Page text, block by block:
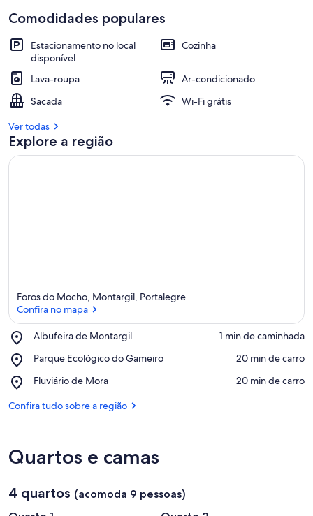
Comodidades populares
Estacionamento no local
disponível
Cozinha
Lava-roupa
Ar-condicionado
Sacada
Wi-Fi grátis
Ver todas
Explore a região
Foros do Mocho, Montargil, Portalegre
Confira no mapa
Albufeira de Montargil
Place,
de
‪1 min de caminhada‬
Parque Ecológico do Gameiro
Place,
Ecológico
Gameiro
‪20 min de carro‬
Fluviário de Mora
Place,
de
‪20 min de carro‬
Confira tudo sobre a região
Quartos e camas
4 quartos (acomoda 9 pessoas)